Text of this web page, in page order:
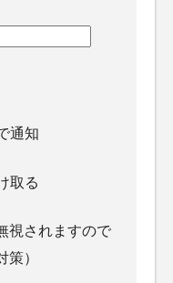
通知
取る
視されますので
）